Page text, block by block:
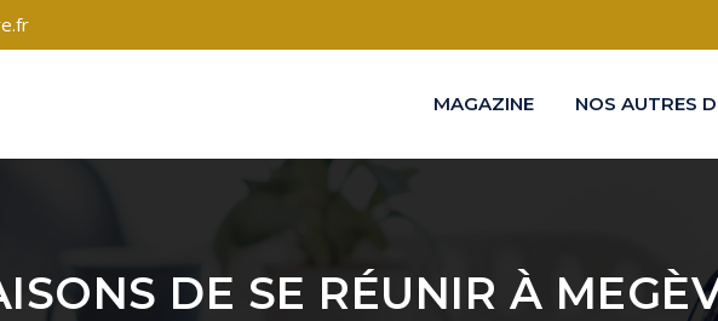
MAGAZINE NOS AUTRES
DE SE RÉUNIR À